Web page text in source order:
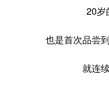
20岁
也是首次品尝
就连